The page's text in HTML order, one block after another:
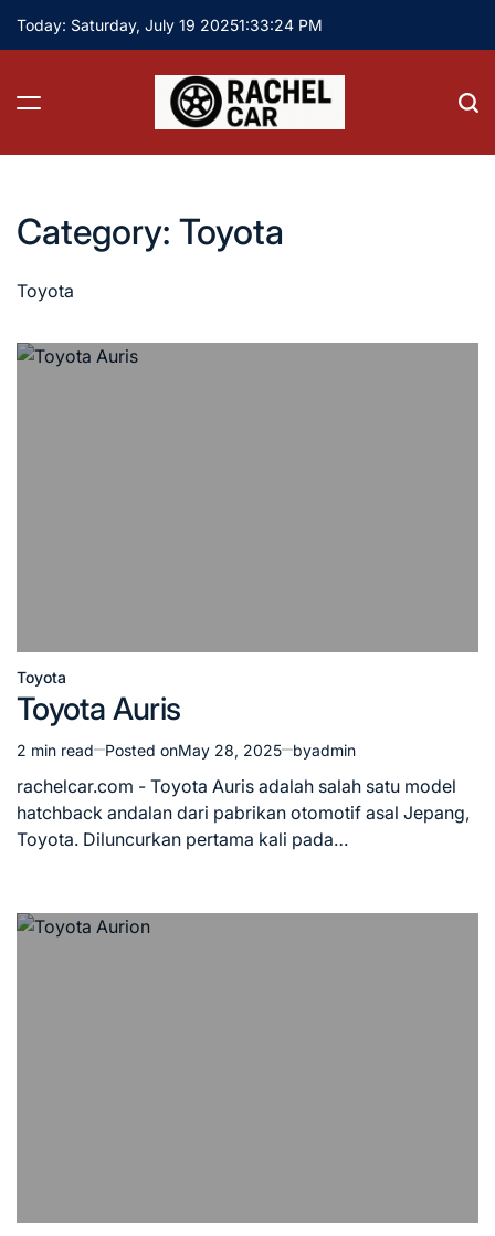
Today: Saturday, July 19 20251:33:24 PM
Category: Toyota
Toyota
Posted
Toyota
Toyota Auris
Estimated
read
time
2 min read Posted onMay 28, 2025 byadmin
rachelcar.com - Toyota Auris adalah salah satu model
hatchback andalan dari pabrikan otomotif asal Jepang,
Toyota. Diluncurkan pertama kali pada…